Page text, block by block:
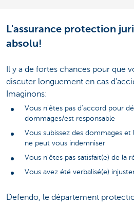
L'assurance protection
absolu!
Il y a de fortes chances pour que
discuter longuement en cas
Imaginons:
Vous n'êtes pas d'accord pour
dommages/est responsable
Vous subissez des dommages
ne peut vous indemniser
Vous n'êtes pas satisfait(e) de la
Vous avez été verbalisé(e)
Defendo, le département